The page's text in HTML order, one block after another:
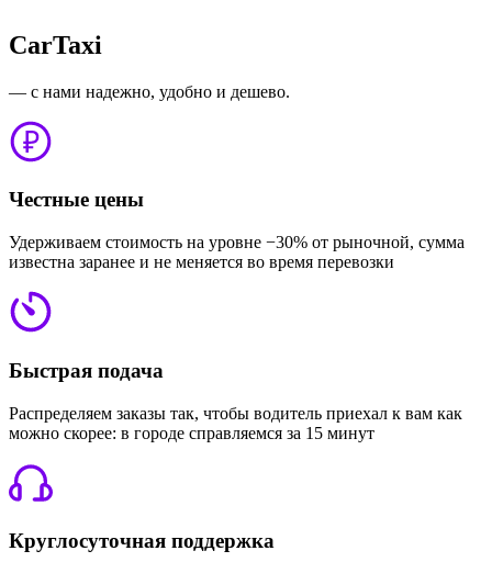
CarTaxi
— с нами надежно, удобно и дешево.
Честные цены
Удерживаем стоимость на уровне −30% от рыночной, сумма
известна заранее и не меняется во время перевозки
Быстрая подача
Распределяем заказы так, чтобы водитель приехал к вам как
можно скорее: в городе справляемся за 15 минут
Круглосуточная поддержка